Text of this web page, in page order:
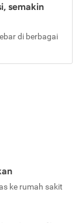
semakin
di berbagai
ke rumah sakit